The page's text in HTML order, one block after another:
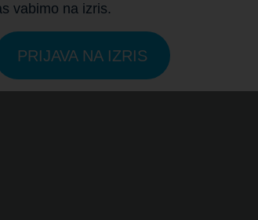
vabimo na izris.
PRIJAVA NA IZRIS